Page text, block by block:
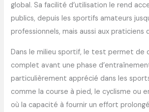
global. Sa facilité d’utilisation le rend
publics, depuis les sportifs amateurs
professionnels, mais aussi aux praticiens
Dans le milieu sportif, le test permet de
complet avant une phase
particulièrement apprécié dans les
comme la course à pied, le cyclisme ou
où la capacité à fournir un effort